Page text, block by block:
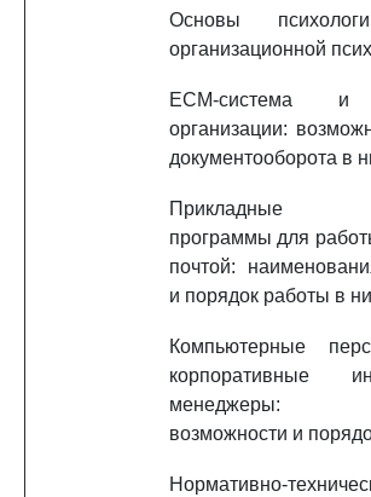
Основы
организационной
ECM-система и
организации:
документооборота в
Прикладные
программы для
почтой:
и порядок работы в
Компьютерные
корпоративные
менеджеры:
возможности и
Нормативно-